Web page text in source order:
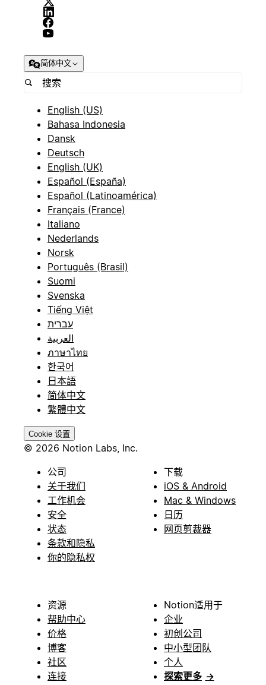
简体中文
English (US)
Bahasa Indonesia
Dansk
Deutsch
English (UK)
Español (España)
Español (Latinoamérica)
Français (France)
Italiano
Nederlands
Norsk
Português (Brasil)
Suomi
Svenska
Tiếng Việt
עברית
العربية
ภาษาไทย
한국어
日本語
简体中文
繁體中文
Cookie 设置
© 2026 Notion Labs, Inc.
公司
关于我们
工作机会
安全
状态
条款和隐私
你的隐私权
下载
iOS & Android
Mac & Windows
日历
网页剪裁器
资源
帮助中心
价格
博客
社区
连接
Notion适用于
企业
初创公司
中小型团队
个人
探索更多 →